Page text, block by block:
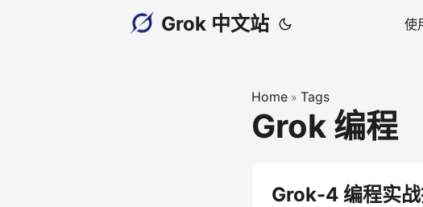
Grok 中文站 使
Home » Tags
Grok 编程
Grok-4 编程实战